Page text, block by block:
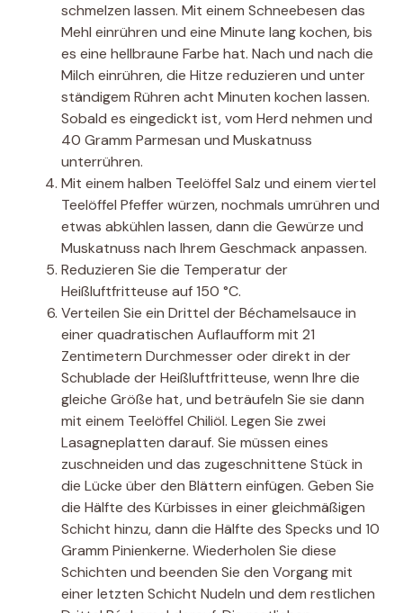
schmelzen lassen. Mit einem Schneebesen das
Mehl einrühren und eine Minute lang kochen, bis
es eine hellbraune Farbe hat. Nach und nach die
Milch einrühren, die Hitze reduzieren und unter
ständigem Rühren acht Minuten kochen lassen.
Sobald es eingedickt ist, vom Herd nehmen und
40 Gramm Parmesan und Muskatnuss
unterrühren.
Mit einem halben Teelöffel Salz und einem viertel
Teelöffel Pfeffer würzen, nochmals umrühren und
etwas abkühlen lassen, dann die Gewürze und
Muskatnuss nach Ihrem Geschmack anpassen.
Reduzieren Sie die Temperatur der
Heißluftfritteuse auf 150 °C.
Verteilen Sie ein Drittel der Béchamelsauce in
einer quadratischen Auflaufform mit 21
Zentimetern Durchmesser oder direkt in der
Schublade der Heißluftfritteuse, wenn Ihre die
gleiche Größe hat, und beträufeln Sie sie dann
mit einem Teelöffel Chiliöl. Legen Sie zwei
Lasagneplatten darauf. Sie müssen eines
zuschneiden und das zugeschnittene Stück in
die Lücke über den Blättern einfügen. Geben Sie
die Hälfte des Kürbisses in einer gleichmäßigen
Schicht hinzu, dann die Hälfte des Specks und 10
Gramm Pinienkerne. Wiederholen Sie diese
Schichten und beenden Sie den Vorgang mit
einer letzten Schicht Nudeln und dem restlichen